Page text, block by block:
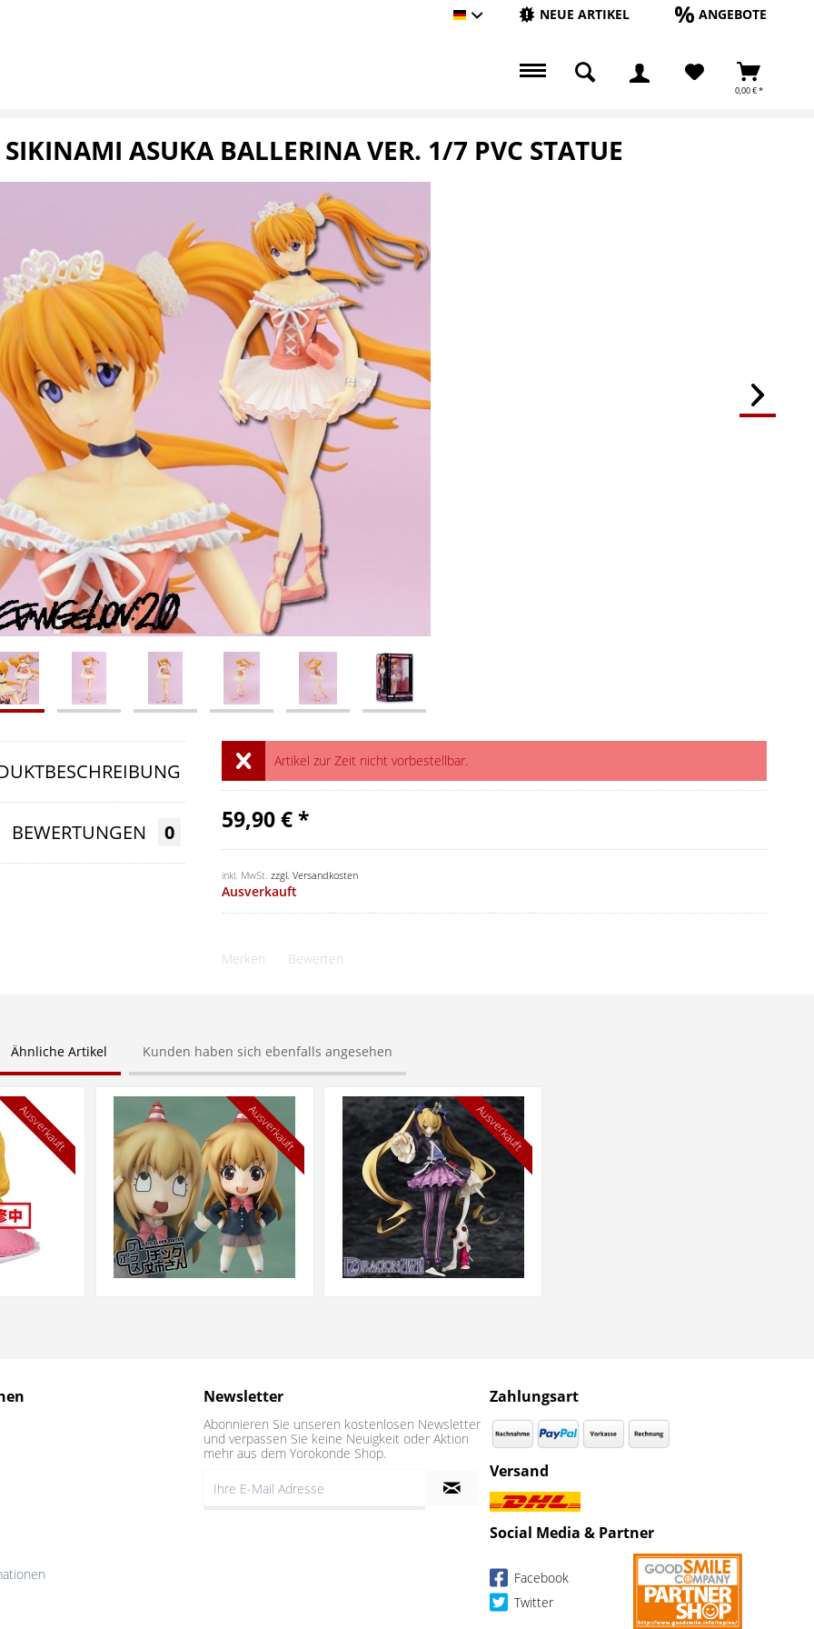
Hauptshop DeutschNEUE ARTIKEL ANGEBOTE
0,00 € *
ASUKA BALLERINA VER. 1/7 PVC STATUE
Artikel zur Zeit nicht vorbestellbar.
59,90 € *
inkl. MwSt. zzgl. Versandkosten
Ausverkauft
Merken Bewerten
BEWERTUNGEN 0
Ähnliche Artikel Kunden haben sich ebenfalls angesehen
Ausverkauft Ausverkauft Ausverkauft
Newsletter
Abonnieren Sie unseren kostenlosen Newsletter
und verpassen Sie keine Neuigkeit oder Aktion
mehr aus dem Yorokonde Shop.
Zahlungsart
Versand
Social Media & Partner
Facebook
Twitter